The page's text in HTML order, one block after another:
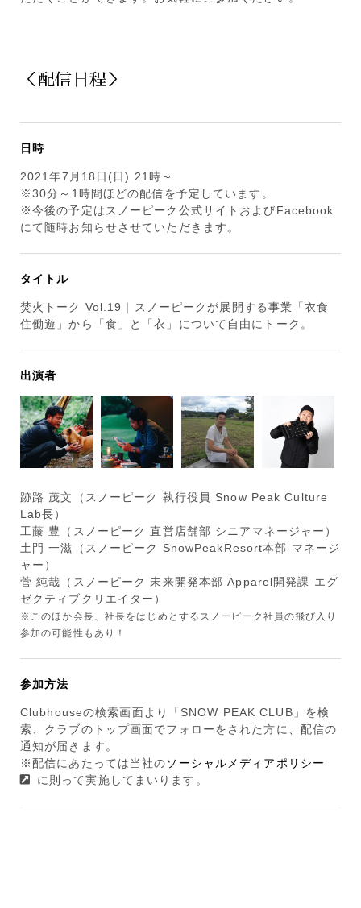
＜配信日程＞
日時
2021年7月18日(日) 21時～
※30分～1時間ほどの配信を予定しています。
※今後の予定はスノーピーク公式サイトおよびFacebook
にて随時お知らせさせていただきます。
タイトル
焚火トーク Vol.19｜スノーピークが展開する事業「衣食
住働遊」から「食」と「衣」について自由にトーク。
出演者
跡路 茂文（スノーピーク 執行役員 Snow Peak Culture
Lab長）
工藤 豊（スノーピーク 直営店舗部 シニアマネージャー）
土門 一滋（スノーピーク SnowPeakResort本部 マネージ
ャー）
菅 純哉（スノーピーク 未来開発本部 Apparel開発課 エグ
ゼクティブクリエイター）
※このほか会長、社長をはじめとするスノーピーク社員の飛び入り
参加の可能性もあり！
参加方法
Clubhouseの検索画面より「SNOW PEAK CLUB」を検
索、クラブのトップ画面でフォローをされた方に、配信の
通知が届きます。
※配信にあたっては当社のソーシャルメディアポリシー
に則って実施してまいります。